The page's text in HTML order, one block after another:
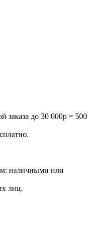
заказа до 30 000р = 500
наличными или
лиц.